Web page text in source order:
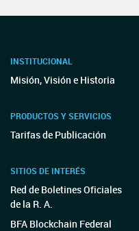
INSTITUCIONAL
Misión, Visión e Historia
PRODUCTOS Y SERVICIOS
Tarifas de Publicación
SITIOS DE INTERÉS
Red de Boletines Oficiales
de la R. A.
BFA Blockchain Federal